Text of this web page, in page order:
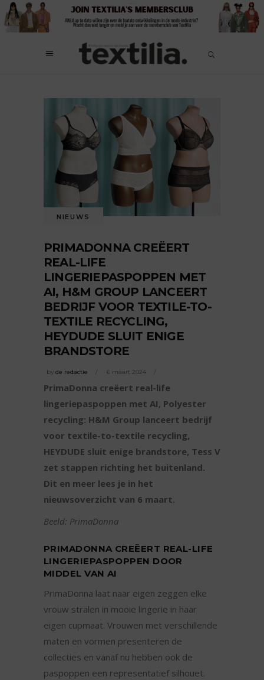
NIEUWS
PRIMADONNA CREËERT
REAL-LIFE
LINGERIEPASPOPPEN MET
AI, H&M GROUP LANCEERT
BEDRIJF VOOR TEXTILE-TO-
TEXTILE RECYCLING,
HEYDUDE SLUIT ENIGE
BRANDSTORE
by de redactie 6 maart 2024
PrimaDonna creëert real-life
lingeriepaspoppen met AI, Polyester
recycling: H&M Group lanceert bedrijf
voor textile-to-textile recycling,
HEYDUDE sluit enige brandstore, Tess V
zet stappen richting het buitenland.
Dit en meer lees je in het
nieuwsoverzicht van 6 maart.
Beeld: PrimaDonna
PRIMADONNA CREËERT REAL-LIFE
LINGERIEPASPOPPEN DOOR
MIDDEL VAN AI
PrimaDonna laat naar eigen zeggen elke
vrouw stralen in mooie lingerie in haar
eigen cupmaat. Vrouwen met verschillende
maten en vormen presenteren de
collecties en vanaf nu hebben ook de
paspoppen een representatief silhouet.